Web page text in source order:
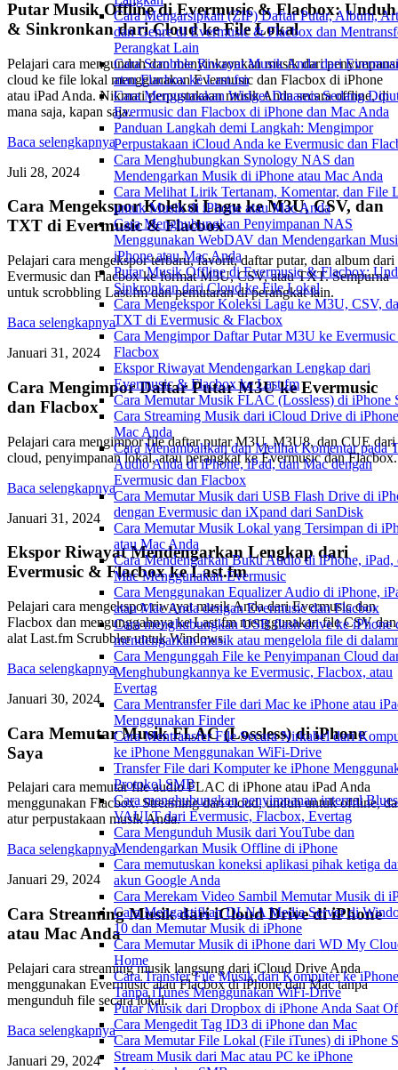
Cara Mengarsipkan (ZIP) Daftar Putar, Album,
dan Genre di Evermusic & Flacbox dan
Perangkat Lain
Cara Scrobble Riwayat Musik Anda dari
atau Flacbox ke Last.fm
Cara Menggunakan Widget Dinamis Sedang
Evermusic dan Flacbox di iPhone dan Mac Anda
Panduan Langkah demi Langkah: Mengimpor
Perpustakaan iCloud Anda ke Evermusic dan
Cara Menghubungkan Synology NAS dan
Mendengarkan Musik di iPhone atau Mac Anda
Cara Melihat Lirik Tertanam, Komentar, dan File
untuk Musik di iPhone atau Mac Anda
Cara Menghubungkan Penyimpanan NAS
Menggunakan WebDAV dan Mendengarkan
iPhone atau Mac Anda
Putar Musik Offline di Evermusic & Flacbox:
Sinkronkan dari Cloud ke File Lokal
Cara Mengekspor Koleksi Lagu ke M3U, CSV,
TXT di Evermusic & Flacbox
Cara Mengimpor Daftar Putar M3U ke Evermusic
Flacbox
Ekspor Riwayat Mendengarkan Lengkap dari
Evermusic & Flacbox ke Last.fm
Cara Memutar Musik FLAC (Lossless) di iPhone
Cara Streaming Musik dari iCloud Drive di
Mac Anda
Cara Menambahkan dan Melihat Komentar pada
Audio Anda di iPhone, iPad, dan Mac dengan
Evermusic dan Flacbox
Cara Memutar Musik dari USB Flash Drive di
dengan Evermusic dan iXpand dari SanDisk
Cara Memutar Musik Lokal yang Tersimpan di
atau Mac Anda
Cara Mendengarkan Buku Audio di iPhone, iPad,
Mac Menggunakan Evermusic
Cara Menggunakan Equalizer Audio di iPhone,
atau Mac Anda dengan Evermusic dan Flacbox
Cara menghubungkan USB flash drive ke iPhone
mendengarkan musik atau mengelola file di
Cara Mengunggah File ke Penyimpanan Cloud
Menghubungkannya ke Evermusic, Flacbox, atau
Evertag
Cara Mentransfer File dari Mac ke iPhone atau
Menggunakan Finder
Cara Mentransfer File Secara Nirkabel dari
ke iPhone Menggunakan WiFi-Drive
Transfer File dari Komputer ke iPhone
Protokol SMB
Cara menghubungkan penyimpanan internal
VAULT dari Evermusic, Flacbox, Evertag
Cara Mengunduh Musik dari YouTube dan
Mendengarkan Musik Offline di iPhone
Cara memutuskan koneksi aplikasi pihak ketiga
akun Google Anda
Cara Merekam Video Sambil Memutar Musik di
Cara Mengaktifkan DLNA Media Server di
10 dan Memutar Musik di iPhone
Cara Memutar Musik di iPhone dari WD My
Home
Cara Transfer File Musik dari Komputer ke iPhone
Tanpa iTunes Menggunakan WiFi-Drive
Putar Musik dari Dropbox di iPhone Anda Saat
Cara Mengedit Tag ID3 di iPhone dan Mac
Cara Memutar File Lokal (File iTunes) di iPhone
Stream Musik dari Mac atau PC ke iPhone
Putar Musik Offline di Evermusic & Flacbox: Unduh
& Sinkronkan dari Cloud ke File Lokal
Pelajari cara mengunduh dan menyinkronkan musik dari
cloud ke file lokal menggunakan Evermusic dan Flacbox di iPhone
atau iPad Anda. Nikmati perpustakaan musik Anda secara offline, di
mana saja, kapan saja.
Baca selengkapnya
Juli 28, 2024
Cara Mengekspor Koleksi Lagu ke M3U, CSV, dan
TXT di Evermusic & Flacbox
Pelajari cara mengekspor terbaru, favorit, daftar putar, dan album dari
Evermusic dan Flacbox ke format M3U, CSV, atau TXT. Sempurna
untuk scrobbling Last.fm dan pemutaran di perangkat lain.
Baca selengkapnya
Januari 31, 2024
Cara Mengimpor Daftar Putar M3U ke Evermusic
dan Flacbox
Pelajari cara mengimpor file daftar putar M3U, M3U8, dan CUE dari
cloud, penyimpanan lokal, atau perangkat ke Evermusic dan Flacbox.
Baca selengkapnya
Januari 31, 2024
Ekspor Riwayat Mendengarkan Lengkap dari
Evermusic & Flacbox ke Last.fm
Pelajari cara mengekspor riwayat musik Anda dari Evermusic dan
Flacbox dan mengunggahnya ke Last.fm menggunakan file CSV dan
alat Last.fm Scrubbler untuk Windows.
Baca selengkapnya
Januari 30, 2024
Cara Memutar Musik FLAC (Lossless) di iPhone
Saya
Pelajari cara memutar file audio FLAC di iPhone atau iPad Anda
menggunakan Flacbox. Streaming dari cloud, unduh untuk offline,
atur perpustakaan musik Anda.
Baca selengkapnya
Januari 29, 2024
Cara Streaming Musik dari iCloud Drive di iPhone
atau Mac Anda
Pelajari cara streaming musik langsung dari iCloud Drive Anda
menggunakan Evermusic atau Flacbox di iPhone dan Mac tanpa
mengunduh file secara lokal.
Baca selengkapnya
Januari 29, 2024